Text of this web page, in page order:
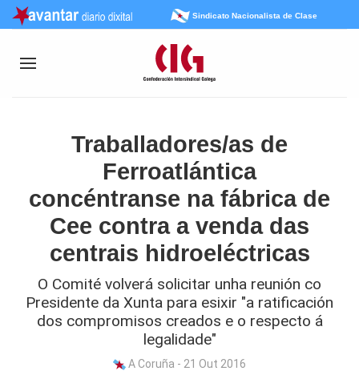
Sindicato Nacionalista de Clase
Traballadores/as de
Ferroatlántica
concéntranse na fábrica de
Cee contra a venda das
centrais hidroeléctricas
O Comité volverá solicitar unha reunión co
Presidente da Xunta para esixir "a ratificación
dos compromisos creados e o respecto á
legalidade"
A Coruña - 21 Out 2016